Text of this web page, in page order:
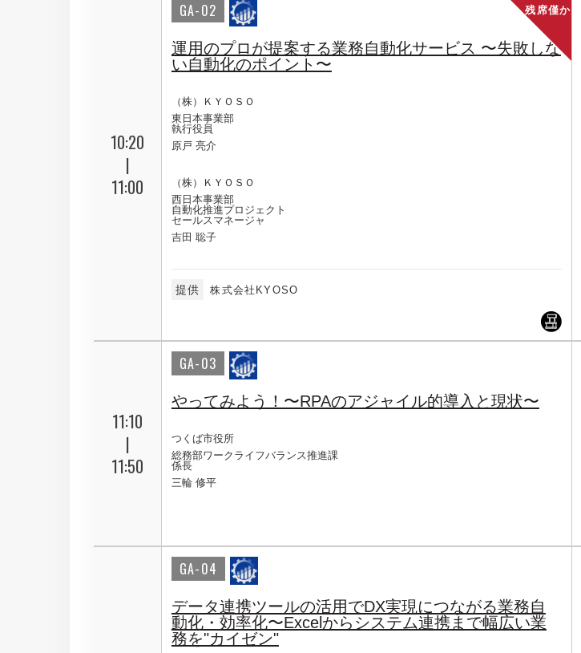
10:20
|
11:00
残席僅か
GA-02
運用のプロが提案する業務自動化サービス 〜失敗しな
い自動化のポイント〜
（株）ＫＹＯＳＯ
東日本事業部
執行役員
原戸 亮介
（株）ＫＹＯＳＯ
西日本事業部
自動化推進プロジェクト
セールスマネージャ
吉田 聡子
提供 株式会社KYOSO
11:10
|
11:50
GA-03
やってみよう！〜RPAのアジャイル的導入と現状〜
つくば市役所
総務部ワークライフバランス推進課
係長
三輪 修平
GA-04
データ連携ツールの活用でDX実現につながる業務自
動化・効率化〜Excelからシステム連携まで幅広い業
務を"カイゼン"